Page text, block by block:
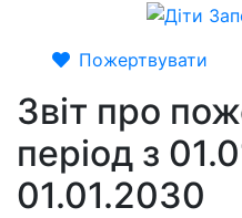
Пожертвувати
Звіт про
період з
01.01.2030